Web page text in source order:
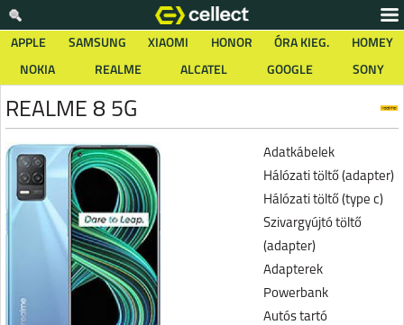
APPLE SAMSUNG XIAOMI HONOR ÓRA KIEG.
HOMEY
NOKIA
REALME ALCATEL GOOGLE SONY
REALME 8 5G
Adatkábelek
Hálózati töltő (adapter)
Hálózati töltő (type c)
Szivargyújtó töltő
(adapter)
Adapterek
Powerbank
Autós tartó